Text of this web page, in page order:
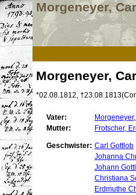
Morgeneyer,
Morgeneyer,
*02.08.1812, †23.08.1813
Vater:
Mutter:
Frotscher,
Geschwister: Carl Gottlob
Johanna
Johann
Christiana
Erdmuthe